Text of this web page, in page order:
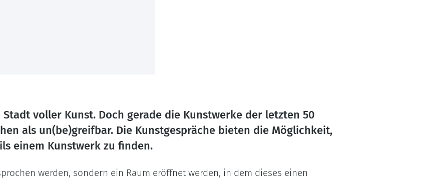
voller Kunst. Doch gerade die Kunstwerke der letzten 50
als un(be)greifbar. Die Kunstgespräche bieten die Möglichkeit,
einem Kunstwerk zu finden.
werden, sondern ein Raum eröffnet werden, in dem dieses einen